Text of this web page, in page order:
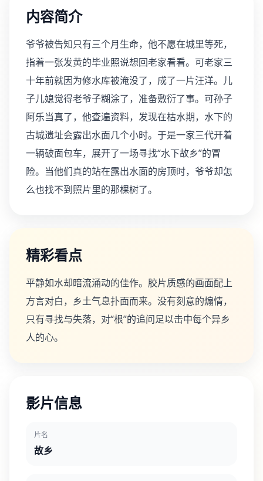
内容简介
爷爷被告知只有三个月生命，他不愿在城里等死，
指着一张发黄的毕业照说想回老家看看。可老家三
十年前就因为修水库被淹没了，成了一片汪洋。儿
子儿媳觉得老爷子糊涂了，准备敷衍了事。可孙子
阿乐当真了，他查遍资料，发现在枯水期，水下的
古城遗址会露出水面几个小时。于是一家三代开着
一辆破面包车，展开了一场寻找“水下故乡”的冒
险。当他们真的站在露出水面的房顶时，爷爷却怎
么也找不到照片里的那棵树了。
精彩看点
平静如水却暗流涌动的佳作。胶片质感的画面配上
方言对白，乡土气息扑面而来。没有刻意的煽情，
只有寻找与失落，对“根”的追问足以击中每个异乡
人的心。
影片信息
片名
故乡